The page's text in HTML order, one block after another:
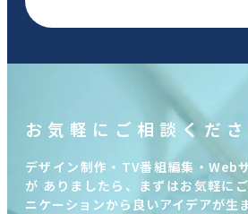
お気軽にご相談くださ
デザイン制作・TV番組編集・Web
が ありましたら、まずはお気軽に
ニケーションから良いアイデアが生